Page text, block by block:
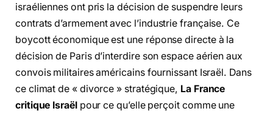
israéliennes ont pris la décision de suspendre leurs
contrats d’armement avec l’industrie française. Ce
boycott économique est une réponse directe à la
décision de Paris d’interdire son espace aérien aux
convois militaires américains fournissant Israël. Dans
ce climat de « divorce » stratégique, La France
critique Israëlpour ce qu’elle perçoit comme une